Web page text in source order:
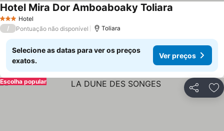
3 EstrelasHotel
Hotel Mira Dor Amboaboaky Toliara
/ Pontuação não disponível Toliara
Selecione as datas para ver os preços
exatos.
Ver preços
Partilhar
Escolha popular